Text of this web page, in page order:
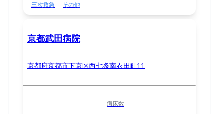
三次救急
その他
京都武田病院
京都府京都市下京区西七条南衣田町11
病床数